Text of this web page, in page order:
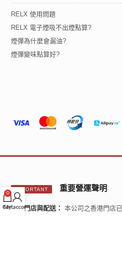
RELX 使用問題
RELX 電子煙吸不出煙點算?
煙彈為什麼會漏油?
煙彈變味點算好?
IMPORTANT 重要營運聲明
關於門店與配送： 本公司之香港門店
0
Cart
My account